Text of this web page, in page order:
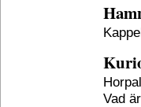
Vad